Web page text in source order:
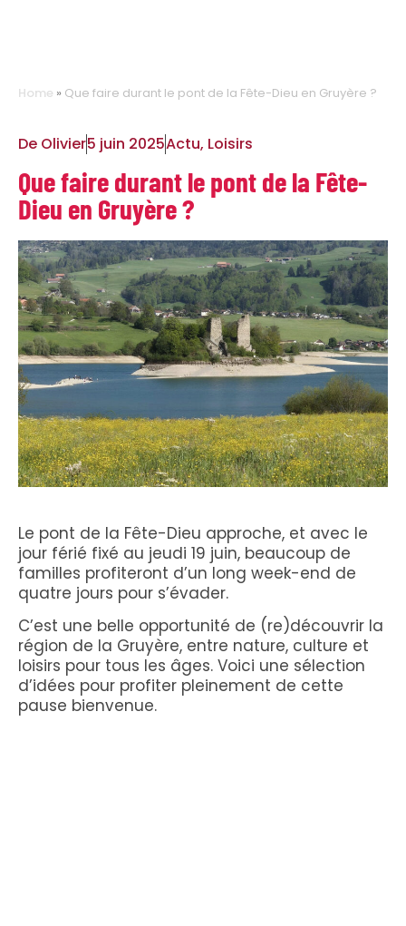
Home » Que faire durant le pont de la Fête-Dieu en Gruyère ?
De Olivier5 juin 2025Actu, Loisirs
Que faire durant le pont de la Fête-
Dieu en Gruyère ?
Le pont de la Fête-Dieu approche, et avec le
jour férié fixé au jeudi 19 juin, beaucoup de
familles profiteront d’un long week-end de
quatre jours pour s’évader.
C’est une belle opportunité de (re)découvrir la
région de la Gruyère, entre nature, culture et
loisirs pour tous les âges. Voici une sélection
d’idées pour profiter pleinement de cette
pause bienvenue.